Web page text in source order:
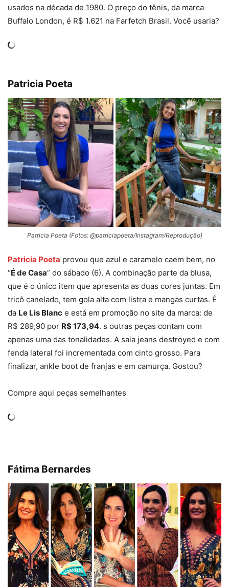
usados na década de 1980. O preço do tênis, da marca
Buffalo London, é R$ 1.621 na Farfetch Brasil. Você usaria?
Patricia Poeta
Patricia Poeta (Fotos: @patriciapoeta/Instagram/Reprodução)
Patricia Poeta provou que azul e caramelo caem bem, no
“É de Casa” do sábado (6). A combinação parte da blusa,
que é o único item que apresenta as duas cores juntas. Em
tricô canelado, tem gola alta com listra e mangas curtas. É
da Le Lis Blanc e está em promoção no site da marca: de
R$ 289,90 por R$ 173,94. s outras peças contam com
apenas uma das tonalidades. A saia jeans destroyed e com
fenda lateral foi incrementada com cinto grosso. Para
finalizar, ankle boot de franjas e em camurça. Gostou?
Compre aqui peças semelhantes
Fátima Bernardes